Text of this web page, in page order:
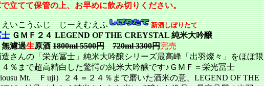
立てて保管の上、お早めに飲み切りください。
いこうふじ じーえむえふ 新酒しぼりたて
士ＧＭＦ２４ LEGEND OF THE CREYSTAL 純米大吟醸
過生原酒1800ml 5500円 720ml 3300円完売
さんの「栄光冨士」純米大吟醸シリーズ最高峰「出羽燦々」をほぼ限
％まで超高精白した驚愕の純米大吟醸です♪ＧＭＦ＝栄光冨士
Mt. Ｆuji）２４＝２４％まで磨いた酒米の意、LEGEND OF THE